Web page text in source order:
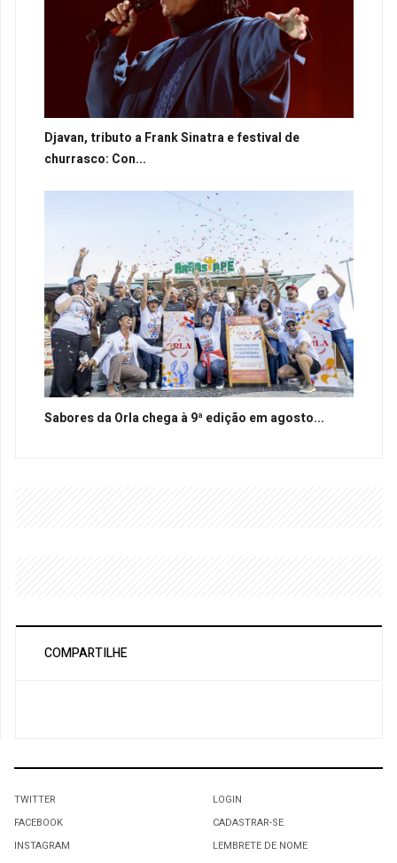
Djavan, tributo a Frank Sinatra e festival de
churrasco: Con...
Sabores da Orla chega à 9ª edição em agosto...
COMPARTILHE
TWITTER
FACEBOOK
INSTAGRAM
LOGIN
CADASTRAR-SE
LEMBRETE DE NOME